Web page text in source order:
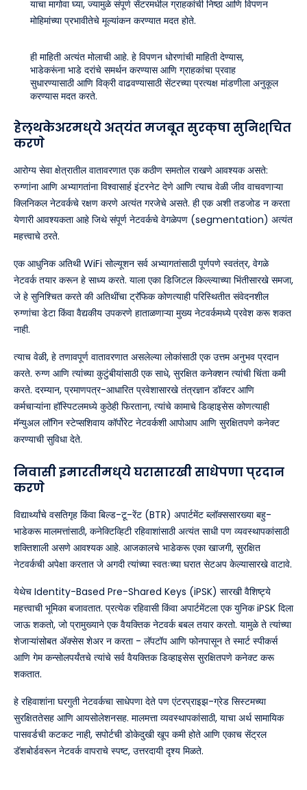
याचा मागोवा घ्या, ज्यामुळे संपूर्ण सेंटरमधील ग्राहकांची निष्ठा आणि विपणन
मोहिमांच्या प्रभावीतेचे मूल्यांकन करण्यात मदत होते.
ही माहिती अत्यंत मोलाची आहे. हे विपणन धोरणांची माहिती देण्यास,
भाडेकरूंना भाडे दरांचे समर्थन करण्यास आणि ग्राहकांचा प्रवाह
सुधारण्यासाठी आणि विक्री वाढवण्यासाठी सेंटरच्या प्रत्यक्ष मांडणीला अनुकूल
करण्यास मदत करते.
हेल्थकेअरमध्ये अत्यंत मजबूत सुरक्षा सुनिश्चित
करणे
आरोग्य सेवा क्षेत्रातील वातावरणात एक कठीण समतोल राखणे आवश्यक असते:
रुग्णांना आणि अभ्यागतांना विश्वासार्ह इंटरनेट देणे आणि त्याच वेळी जीव वाचवणाऱ्या
क्लिनिकल नेटवर्कचे रक्षण करणे अत्यंत गरजेचे असते. ही एक अशी तडजोड न करता
येणारी आवश्यकता आहे जिथे संपूर्ण नेटवर्कचे वेगळेपण (segmentation) अत्यंत
महत्त्वाचे ठरते.
एक आधुनिक अतिथी WiFi सोल्यूशन सर्व अभ्यागतांसाठी पूर्णपणे स्वतंत्र, वेगळे
नेटवर्क तयार करून हे साध्य करते. याला एका डिजिटल किल्ल्याच्या भिंतीसारखे समजा,
जे हे सुनिश्चित करते की अतिथींचा ट्रॅफिक कोणत्याही परिस्थितीत संवेदनशील
रुग्णांचा डेटा किंवा वैद्यकीय उपकरणे हाताळणाऱ्या मुख्य नेटवर्कमध्ये प्रवेश करू शकत
नाही.
त्याच वेळी, हे तणावपूर्ण वातावरणात असलेल्या लोकांसाठी एक उत्तम अनुभव प्रदान
करते. रुग्ण आणि त्यांच्या कुटुंबीयांसाठी एक साधे, सुरक्षित कनेक्शन त्यांची चिंता कमी
करते. दरम्यान, प्रमाणपत्र-आधारित प्रवेशासारखे तंत्रज्ञान डॉक्टर आणि
कर्मचाऱ्यांना हॉस्पिटलमध्ये कुठेही फिरताना, त्यांचे कामाचे डिव्हाइसेस कोणत्याही
मॅन्युअल लॉगिन स्टेप्सशिवाय कॉर्पोरेट नेटवर्कशी आपोआप आणि सुरक्षितपणे कनेक्ट
करण्याची सुविधा देते.
निवासी इमारतींमध्ये घरासारखी साधेपणा प्रदान
करणे
विद्यार्थ्यांचे वसतिगृह किंवा बिल्ड-टू-रेंट (BTR) अपार्टमेंट ब्लॉक्ससारख्या बहु-
भाडेकरू मालमत्तांसाठी, कनेक्टिव्हिटी रहिवाशांसाठी अत्यंत साधी पण व्यवस्थापकांसाठी
शक्तिशाली असणे आवश्यक आहे. आजकालचे भाडेकरू एका खाजगी, सुरक्षित
नेटवर्कची अपेक्षा करतात जे अगदी त्यांच्या स्वतःच्या घरात सेटअप केल्यासारखे वाटावे.
येथेच Identity-Based Pre-Shared Keys (iPSK) सारखी वैशिष्ट्ये
महत्त्वाची भूमिका बजावतात. प्रत्येक रहिवासी किंवा अपार्टमेंटला एक युनिक iPSK दिला
जाऊ शकतो, जो प्रामुख्याने एक वैयक्तिक नेटवर्क बबल तयार करतो. यामुळे ते त्यांच्या
शेजाऱ्यांसोबत ॲक्सेस शेअर न करता - लॅपटॉप आणि फोनपासून ते स्मार्ट स्पीकर्स
आणि गेम कन्सोलपर्यंतचे त्यांचे सर्व वैयक्तिक डिव्हाइसेस सुरक्षितपणे कनेक्ट करू
शकतात.
हे रहिवाशांना घरगुती नेटवर्कचा साधेपणा देते पण एंटरप्राइझ-ग्रेड सिस्टमच्या
सुरक्षिततेसह आणि आयसोलेशनसह. मालमत्ता व्यवस्थापकांसाठी, याचा अर्थ सामायिक
पासवर्डची कटकट नाही, सपोर्टची डोकेदुखी खूप कमी होते आणि एकाच सेंट्रल
डॅशबोर्डवरून नेटवर्क वापराचे स्पष्ट, उत्तरदायी दृश्य मिळते.